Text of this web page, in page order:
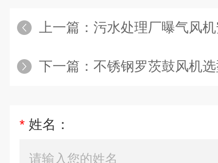
上一篇： 污水处理厂曝气风
下一篇： 不锈钢罗茨鼓风机
* 姓名：